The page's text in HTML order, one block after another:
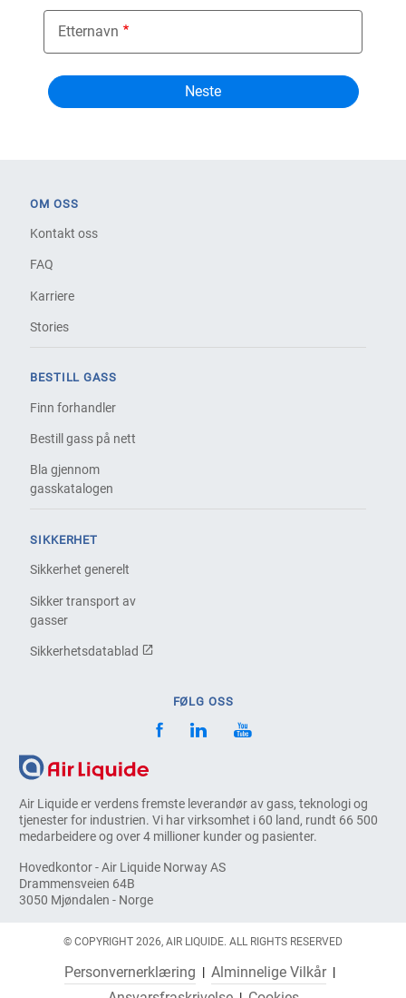
Etternavn
Air Liquide er verdens fremste leverandør av gass, teknologi og
tjenester for industrien. Vi har virksomhet i 60 land, rundt 66 500
medarbeidere og over 4 millioner kunder og pasienter.
Hovedkontor - Air Liquide Norway AS
Drammensveien 64B
3050 Mjøndalen - Norge
OM OSS
Kontakt oss
FAQ
Karriere
Stories
BESTILL GASS
Finn forhandler
Bestill gass på nett
Bla gjennom
gasskatalogen
SIKKERHET
Sikkerhet generelt
Sikker transport av
gasser
Sikkerhetsdatablad
FØLG OSS
© COPYRIGHT 2026, AIR LIQUIDE. ALL RIGHTS RESERVED
Personvernerklæring
Alminnelige Vilkår